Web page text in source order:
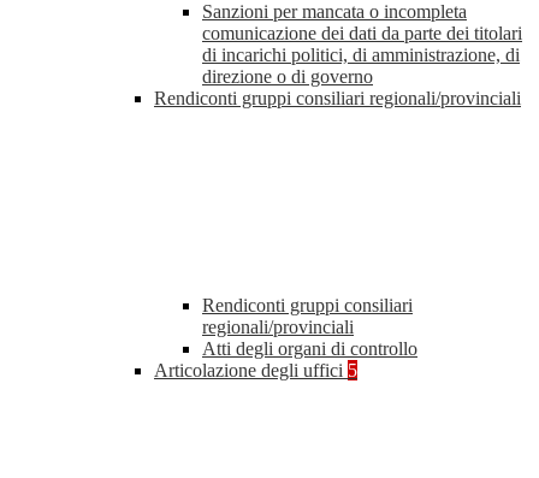
Sanzioni per mancata o incompleta
comunicazione dei dati da parte dei titolari
di incarichi politici, di amministrazione, di
direzione o di governo
Rendiconti gruppi consiliari regionali/provinciali
Rendiconti gruppi consiliari
regionali/provinciali
Atti degli organi di controllo
Articolazione degli uffici 5